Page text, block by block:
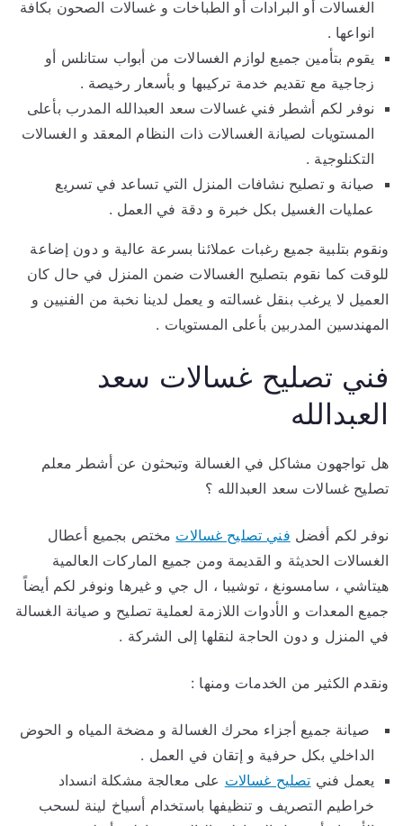
الغسالات أو البرادات أو الطباخات و غسالات الصحون بكافة
انواعها .
يقوم بتأمين جميع لوازم الغسالات من أبواب ستانلس أو
زجاجية مع تقديم خدمة تركيبها و بأسعار رخيصة .
نوفر لكم أشطر فني غسالات سعد العبدالله المدرب بأعلى
المستويات لصيانة الغسالات ذات النظام المعقد و الغسالات
التكنلوجية .
صيانة و تصليح نشافات المنزل التي تساعد في تسريع
عمليات الغسيل بكل خبرة و دقة في العمل .
ونقوم بتلبية جميع رغبات عملائنا بسرعة عالية و دون إضاعة
للوقت كما نقوم بتصليح الغسالات ضمن المنزل في حال كان
العميل لا يرغب بنقل غسالته و يعمل لدينا نخبة من الفنيين و
المهندسين المدربين بأعلى المستويات .
فني تصليح غسالات سعد
العبدالله
هل تواجهون مشاكل في الغسالة وتبحثون عن أشطر معلم
تصليح غسالات سعد العبدالله ؟
نوفر لكم أفضل فني تصليح غسالات مختص بجميع أعطال
الغسالات الحديثة و القديمة ومن جميع الماركات العالمية
هيتاشي ، سامسونغ ، توشيبا ، ال جي و غيرها ونوفر لكم أيضاً
جميع المعدات و الأدوات اللازمة لعملية تصليح و صيانة الغسالة
في المنزل و دون الحاجة لنقلها إلى الشركة .
ونقدم الكثير من الخدمات ومنها :
صيانة جميع أجزاء محرك الغسالة و مضخة المياه و الحوض
الداخلي بكل حرفية و إتقان في العمل .
يعمل فني تصليح غسالات على معالجة مشكلة انسداد
خراطيم التصريف و تنظيفها باستخدام أسياخ لينة لسحب